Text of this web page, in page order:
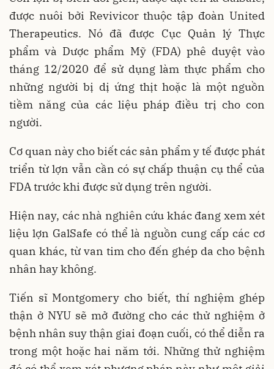
được nuôi bởi Revivicor thuộc tập đoàn United
Therapeutics. Nó đã được Cục Quản lý Thực
phẩm và Dược phẩm Mỹ (FDA) phê duyệt vào
tháng 12/2020 để sử dụng làm thực phẩm cho
những người bị dị ứng thịt hoặc là một nguồn
tiềm năng của các liệu pháp điều trị cho con
người.
Cơ quan này cho biết các sản phẩm y tế được phát
triển từ lợn vẫn cần có sự chấp thuận cụ thể của
FDA trước khi được sử dụng trên người.
Hiện nay, các nhà nghiên cứu khác đang xem xét
liệu lợn GalSafe có thể là nguồn cung cấp các cơ
quan khác, từ van tim cho đến ghép da cho bệnh
nhân hay không.
Tiến sĩ Montgomery cho biết, thí nghiệm ghép
thận ở NYU sẽ mở đường cho các thử nghiệm ở
bệnh nhân suy thận giai đoạn cuối, có thể diễn ra
trong một hoặc hai năm tới. Những thử nghiệm